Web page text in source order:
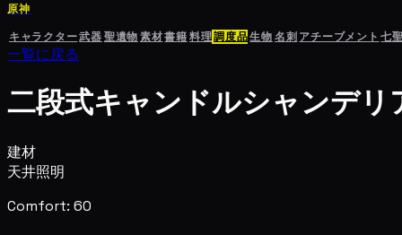
原神
キャラクター武器聖遺物素材書籍料理調度品生物名刺 アチーブメント 七
一覧に戻る
二段式キャンドルシャンデリ
建材
天井照明
Comfort: 60